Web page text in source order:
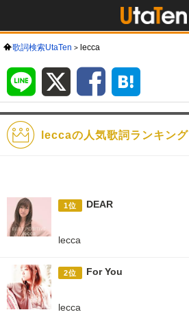
歌詞検索UtaTen lecca
LINE Facebook
ク
ー
leccaの人気歌詞ランキング
1位 DEAR
lecca
2位 For You
lecca